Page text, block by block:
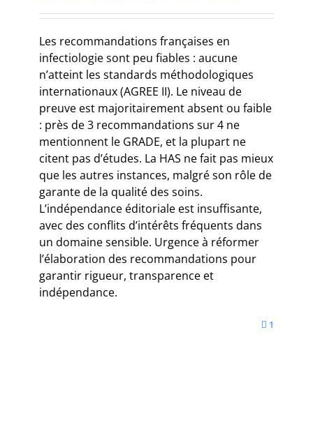
Les recommandations françaises en
infectiologie sont peu fiables : aucune
n’atteint les standards méthodologiques
internationaux (AGREE II). Le niveau de
preuve est majoritairement absent ou faible
: près de 3 recommandations sur 4 ne
mentionnent le GRADE, et la plupart ne
citent pas d’études. La HAS ne fait pas mieux
que les autres instances, malgré son rôle de
garante de la qualité des soins.
L’indépendance éditoriale est insuffisante,
avec des conflits d’intérêts fréquents dans
un domaine sensible. Urgence à réformer
l’élaboration des recommandations pour
garantir rigueur, transparence et
indépendance.
1